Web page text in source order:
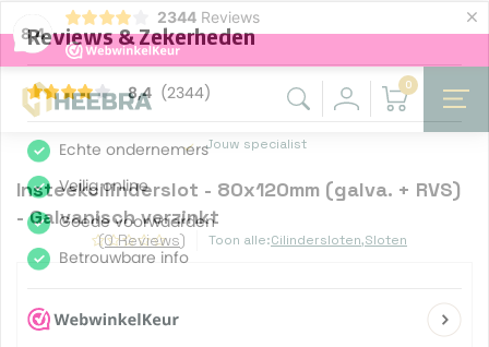
8,4
2344 Reviews ×
0
Jouw specialist
Insteekcilinderslot - 80x120mm (galva. + RVS)
- Galvanisch verzinkt
(0 Reviews) Toon alle:Cilindersloten,Sloten